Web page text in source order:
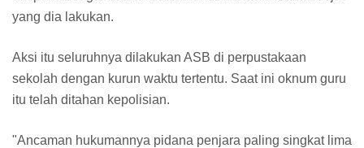
yang dia lakukan.
Aksi itu seluruhnya dilakukan ASB di perpustakaan
sekolah dengan kurun waktu tertentu. Saat ini oknum guru
itu telah ditahan kepolisian.
"Ancaman hukumannya pidana penjara paling singkat lima